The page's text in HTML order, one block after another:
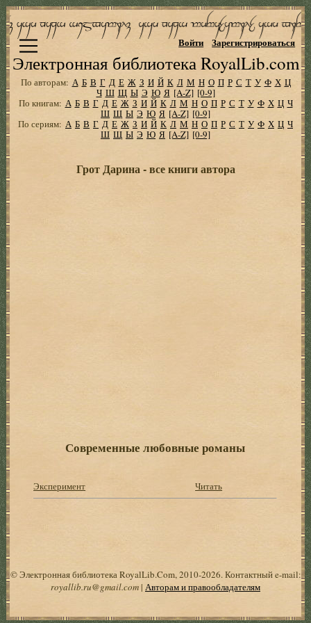
Электронная библиотека RoyalLib.com
Войти Зарегистрироваться
По авторам: А Б В Г Д Е Ж З И Й К Л М Н О П Р С Т У Ф Х Ц
Ч Ш Щ Ы Э Ю Я [A-Z] [0-9]
По книгам: А Б В Г Д Е Ж З И Й К Л М Н О П Р С Т У Ф Х Ц Ч
Ш Щ Ы Э Ю Я [A-Z] [0-9]
По сериям: А Б В Г Д Е Ж З И Й К Л М Н О П Р С Т У Ф Х Ц Ч
Ш Щ Ы Э Ю Я [A-Z] [0-9]
Грот Дарина - все книги автора
Современные любовные романы
Эксперимент Читать
© Электронная библиотека RoyalLib.Com, 2010-2026. Контактный e-mail:
royallib.ru@gmail.com| Авторам и правообладателям